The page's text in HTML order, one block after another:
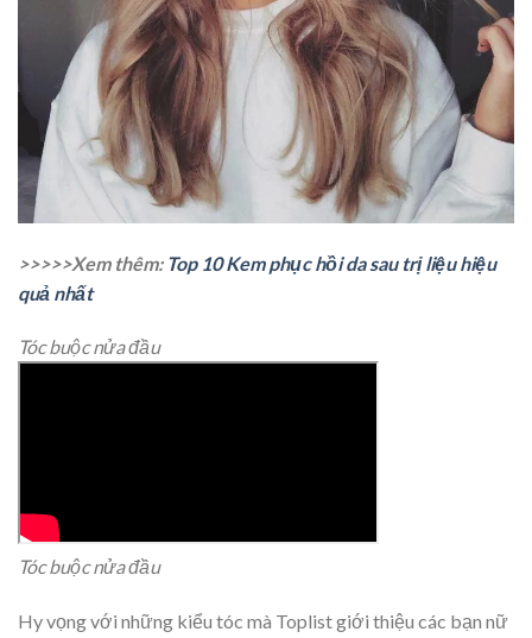
>>>>>Xem thêm: Top 10 Kem phục hồi da sau trị liệu hiệu
quả nhất
Tóc buộc nửa đầu
Tóc buộc nửa đầu
Hy vọng với những kiểu tóc mà Toplist giới thiệu các bạn nữ